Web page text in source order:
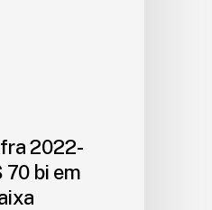
2022-
70 bi em